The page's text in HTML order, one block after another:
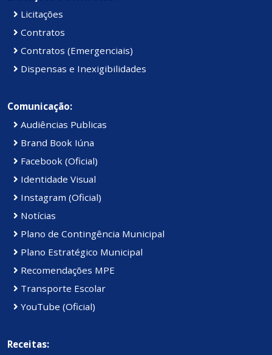
Licitações
Contratos
Contratos (Emergenciais)
Dispensas e Inexigibilidades
Comunicação:
Audiências Publicas
Brand Book Iúna
Facebook (Oficial)
Identidade Visual
Instagram (Oficial)
Notícias
Plano de Contingência Municipal
Plano Estratégico Municipal
Recomendações MPE
Transporte Escolar
YouTube (Oficial)
Receitas: